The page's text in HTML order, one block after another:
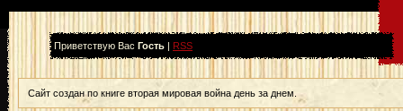
Приветствую Вас Гость | RSS
Сайт создан по книге вторая мировая война день за днем.